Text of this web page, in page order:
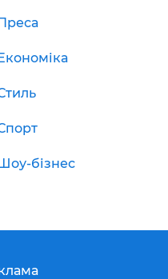
бізнес